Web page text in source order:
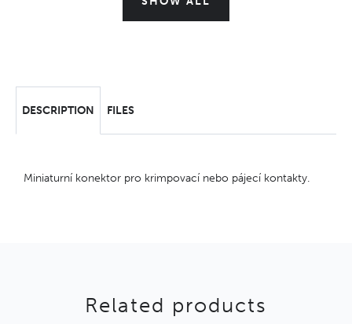
DESCRIPTION FILES
Miniaturní konektor pro krimpovací nebo pájecí kontakty.
Related products